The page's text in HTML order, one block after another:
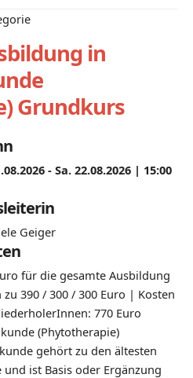
in
Grundkurs
- Sa. 22.08.2026 | 15:00
Geiger
für die gesamte Ausbildung
zu 390 / 300 / 300 Euro | Kosten
770 Euro
(Phytotherapie)
gehört zu den ältesten
ist Basis oder Ergänzung